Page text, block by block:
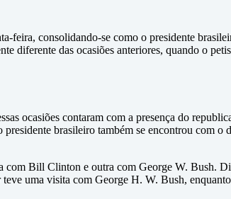
feira, consolidando-se como o presidente
diferente das ocasiões anteriores, quando o
ocasiões contaram com a presença do
brasileiro também se encontrou com
Bill Clinton e outra com George W. Bush.
uma visita com George H. W. Bush,